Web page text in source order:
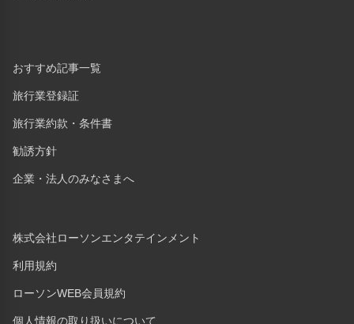
おすすめ記事一覧
旅行業登録証
旅行業約款・条件書
勧誘方針
企業・法人のみなさまへ
株式会社ローソンエンタテインメント
利用規約
ローソンWEB会員規約
個人情報の取り扱いについて